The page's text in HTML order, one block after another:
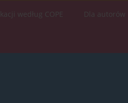
według COPE Dla autorów